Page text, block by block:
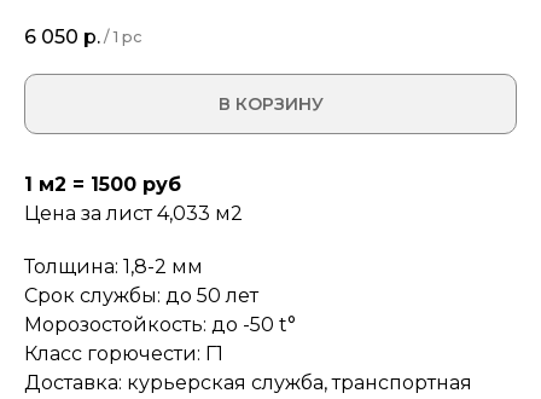
6 050 р. / 1 pc
В КОРЗИНУ
1 м2 = 1500 руб
Цена за лист 4,033 м2
Толщина: 1,8-2 мм
Срок службы: до 50 лет
Морозостойкость: до -50 t°
Класс горючести: Г1
Доставка: курьерская служба, транспортная